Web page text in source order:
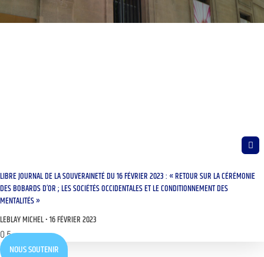
LIBRE JOURNAL DE LA SOUVERAINETÉ DU 16 FÉVRIER 2023 : « RETOUR SUR LA CÉRÉMONIE
DES BOBARDS D’OR ; LES SOCIÉTÉS OCCIDENTALES ET LE CONDITIONNEMENT DES
MENTALITÉS »
LEBLAY MICHEL 16 FÉVRIER 2023
NOUS SOUTENIR